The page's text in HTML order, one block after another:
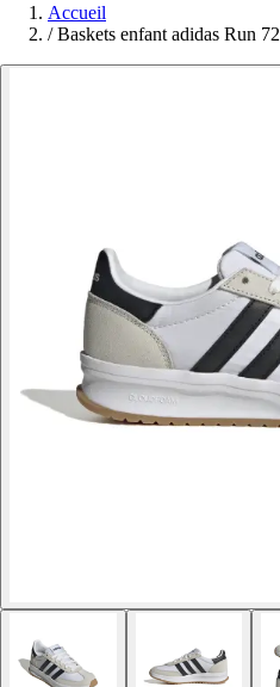
Accueil
/ Baskets enfant adidas Run 72